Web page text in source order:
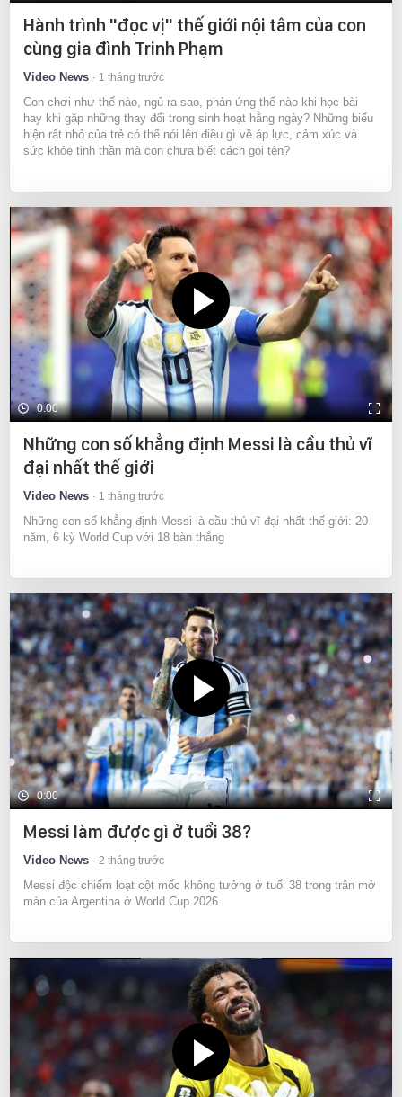
Hành trình "đọc vị" thế giới nội tâm của con
cùng gia đình Trinh Phạm
Video News 1 tháng trước
Con chơi như thế nào, ngủ ra sao, phản ứng thế nào khi học bài
hay khi gặp những thay đổi trong sinh hoạt hằng ngày? Những biểu
hiện rất nhỏ của trẻ có thể nói lên điều gì về áp lực, cảm xúc và
sức khỏe tinh thần mà con chưa biết cách gọi tên?
0:00
Những con số khẳng định Messi là cầu thủ vĩ
đại nhất thế giới
Video News 1 tháng trước
Những con số khẳng định Messi là cầu thủ vĩ đại nhất thế giới: 20
năm, 6 kỳ World Cup với 18 bàn thắng
0:00
Messi làm được gì ở tuổi 38?
Video News 2 tháng trước
Messi độc chiếm loạt cột mốc không tưởng ở tuổi 38 trong trận mở
màn của Argentina ở World Cup 2026.